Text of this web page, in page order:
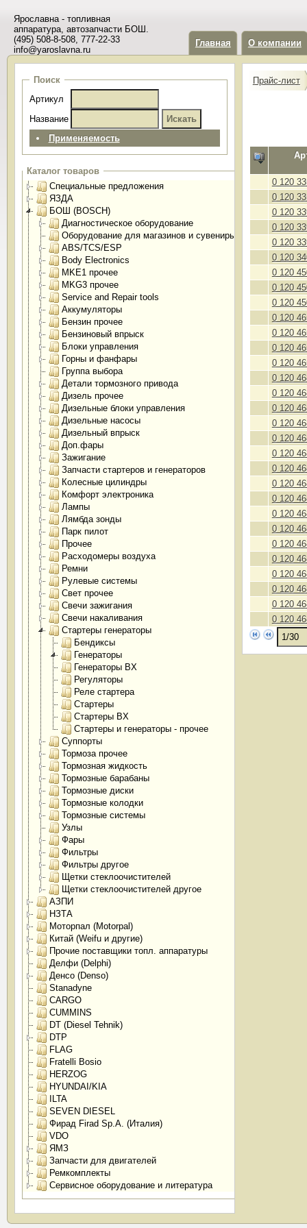
Ярославна - топливная
аппаратура, автозапчасти БОШ.
(495) 508-8-508, 777-22-33
info@yaroslavna.ru
Главная О компании
Поиск
Артикул
Название
Применяемость
Каталог товаров
Специальные предложения
ЯЗДА
БОШ (BOSCH)
Диагностическое оборудование
Оборудование для магазинов и сувениры
ABS/TCS/ESP
Body Electronics
MKE1 прочее
MKG3 прочее
Service and Repair tools
Аккумуляторы
Бензин прочее
Бензиновый впрыск
Блоки управления
Горны и фанфары
Группа выбора
Детали тормозного привода
Дизель прочее
Дизельные блоки управления
Дизельные насосы
Дизельный впрыск
Доп.фары
Зажигание
Запчасти стартеров и генераторов
Колесные цилиндры
Комфорт электроника
Лампы
Лямбда зонды
Парк пилот
Прочее
Расходомеры воздуха
Ремни
Рулевые системы
Свет прочее
Свечи зажигания
Свечи накаливания
Стартеры генераторы
Бендиксы
Генераторы
Генераторы BX
Регуляторы
Реле стартера
Стартеры
Стартеры BX
Стартеры и генераторы - прочее
Суппорты
Тормоза прочее
Тормозная жидкость
Тормозные барабаны
Тормозные диски
Тормозные колодки
Тормозные системы
Узлы
Фары
Фильтры
Фильтры другое
Щетки стеклоочистителей
Щетки стеклоочистителей другое
АЗПИ
НЗТА
Моторпал (Motorpal)
Китай (Weifu и другие)
Прочие поставщики топл. аппаратуры
Делфи (Delphi)
Денсо (Denso)
Stanadyne
CARGO
CUMMINS
DT (Diesel Tehnik)
DTP
FLAG
Fratelli Bosio
HERZOG
HYUNDAI/KIA
ILTA
SEVEN DIESEL
Фирад Firad Sp.A. (Италия)
VDO
ЯМЗ
Запчасти для двигателей
Ремкомплекты
Сервисное оборудование и литература
Прайс-лист
0 120
0 120
0 120
0 120
0 120
0 120
0 120
0 120
0 120
0 120
0 120
0 120
0 120
0 120
0 120
0 120
0 120
0 120
0 120
0 120
0 120
0 120
0 120
0 120
0 120
0 120
0 120
0 120
0 120
0 120